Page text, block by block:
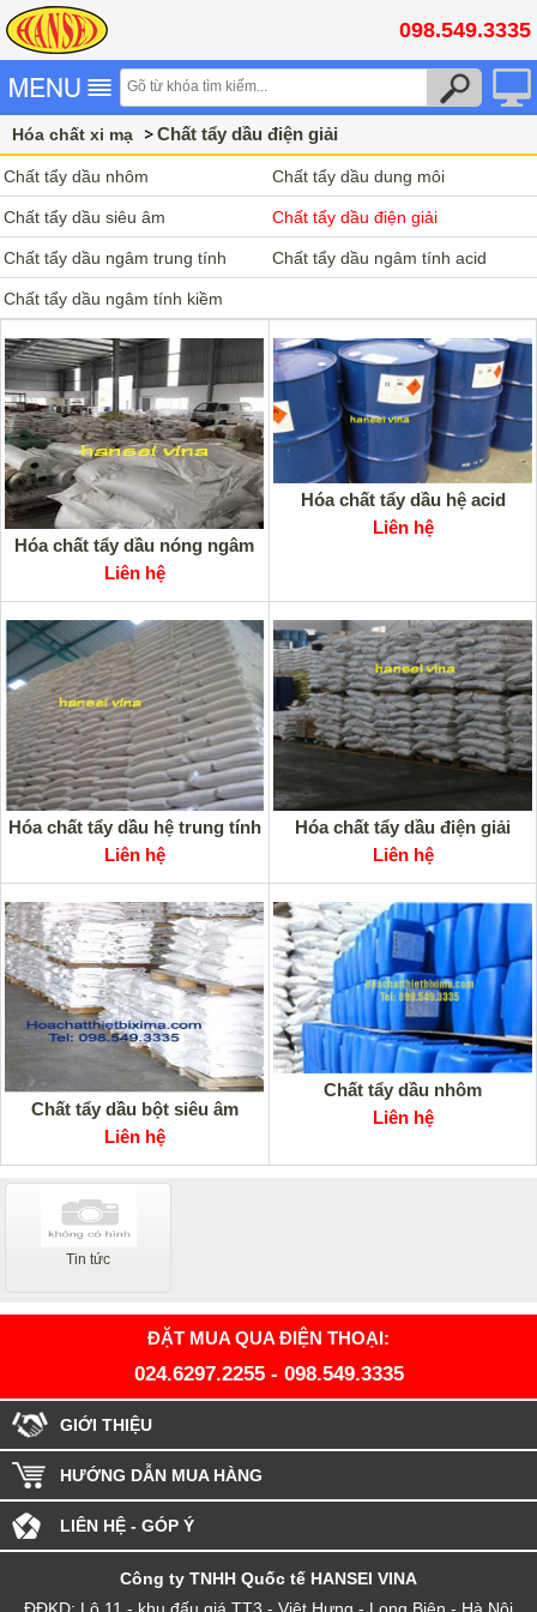
098.549.3335
Hóa chất xi mạ Chất tẩy dầu điện giải
Chất tẩy dầu nhôm Chất tẩy dầu dung môi
Chất tẩy dầu siêu âm Chất tẩy dầu điện giải
Chất tẩy dầu ngâm trung tính Chất tẩy dầu ngâm tính acid
Chất tẩy dầu ngâm tính kiềm
Hóa chất tẩy dầu nóng ngâm
Liên hệ
Hóa chất tẩy dầu hệ acid
Liên hệ
Hóa chất tẩy dầu hệ trung tính
Liên hệ
Hóa chất tẩy dầu điện giải
Liên hệ
Chất tẩy dầu bột siêu âm
Liên hệ
Chất tẩy dầu nhôm
Liên hệ
Tin tức
ĐẶT MUA QUA ĐIỆN THOẠI:
024.6297.2255- 098.549.3335
GIỚI THIỆU
HƯỚNG DẪN MUA HÀNG
LIÊN HỆ - GÓP Ý
Công ty TNHH Quốc tế HANSEI VINA